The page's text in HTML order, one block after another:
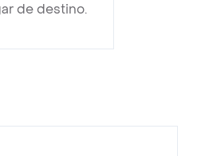
de destino.